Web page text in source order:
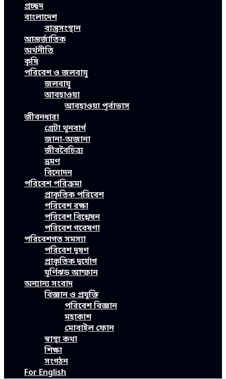
প্রচ্ছদ
বাংলাদেশ
বাস্তুসংস্থান
আন্তর্জাতিক
অর্থনীতি
কৃষি
পরিবেশ ও জলবায়ু
জলবায়ু
আবহাওয়া
আবহাওয়া পূর্বাভাস
জীবনধারা
গ্রেটা থুনবার্গ
জানা-অজানা
জীববৈচিত্র্য
ভ্রমণ
বিনোদন
পরিবেশ পরিক্রমা
প্রাকৃতিক পরিবেশ
পরিবেশ রক্ষা
পরিবেশ বিশ্লেষন
পরিবেশ গবেষণা
পরিবেশগত সমস্যা
পরিবেশ দূষণ
প্রাকৃতিক দুর্যোগ
ঘূর্ণিঝড় আম্ফান
অন্যান্য সংবাদ
বিজ্ঞান ও প্রযুক্তি
পরিবেশ বিজ্ঞান
মহাকাশ
মোবাইল ফোন
স্বাস্থ্য কথা
শিক্ষা
সংগঠন
For English